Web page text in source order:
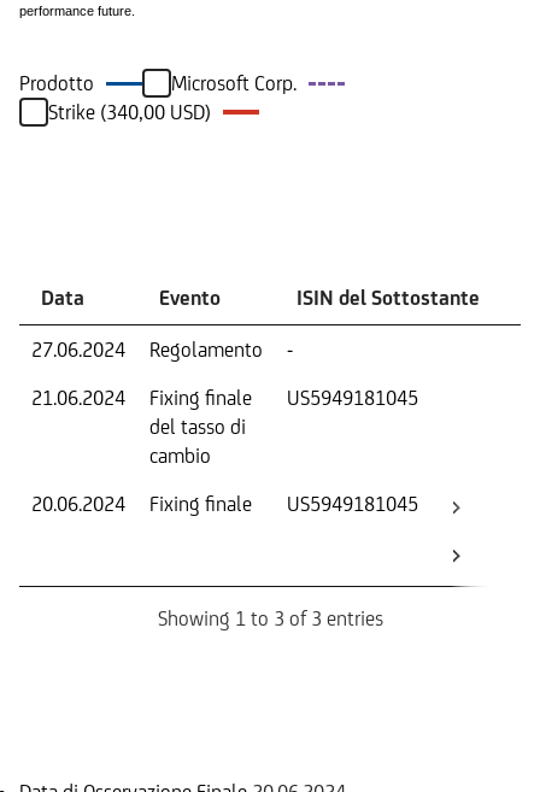
performance future.
Prodotto
Microsoft Corp.
Strike (340,00 USD)
Data Evento ISIN del Sottostante
27.06.2024 Regolamento -
21.06.2024
Fixing finale
del tasso di
cambio
US5949181045
20.06.2024 Fixing finale US5949181045
Showing 1 to 3 of 3 entries